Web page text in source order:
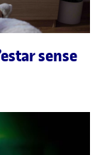
sense